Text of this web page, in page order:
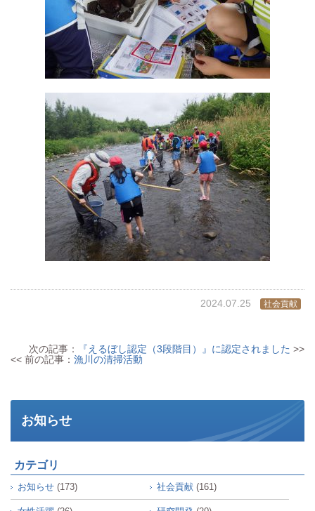
2024.07.25 社会貢献
次の記事： 『えるぼし認定（3段階目）』に認定されました >>
<< 前の記事： 漁川の清掃活動
お知らせ
カテゴリ
お知らせ (173) 社会貢献 (161)